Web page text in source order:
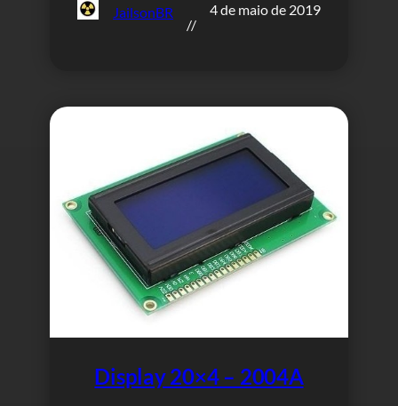
JailsonBR
//
4 de maio de 2019
Display 20×4 – 2004A